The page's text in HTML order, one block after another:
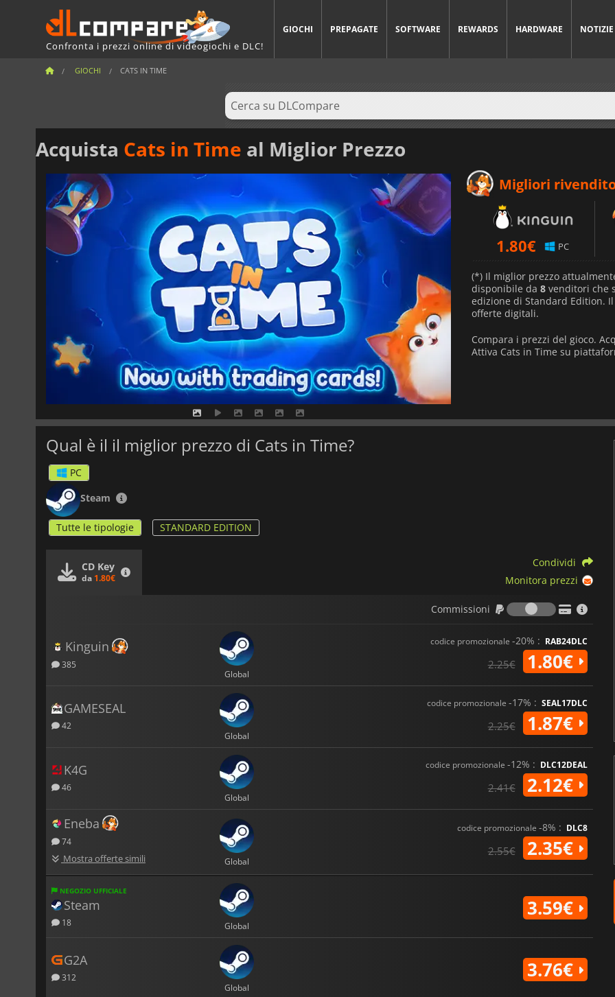
Confronta i prezzi online di videogiochi e DLC!
GIOCHI PREPAGATE SOFTWARE REWARDS HARDWARE NOTIZIE
GIOCHI CATS IN TIME
Acquista Cats in Time al Miglior Prezzo
Migliori
1.80€ PC
(*) Il miglior prezzo
disponibile da 8 venditori che
edizione di Standard Edition.
offerte digitali.
Compara i prezzi del gioco.
Attiva Cats in Time su
Qual è il il miglior prezzo di Cats in Time?
PC
Steam
Tutte le tipologie STANDARD EDITION
CD Key
da 1.80€
Condividi
Monitora prezzi
Commissioni
Commissioni
Kinguin
385
Global
codice promozionale -20% : RAB24DLC
2.25€ 1.80€
GAMESEAL
42
Global
codice promozionale -17% : SEAL17DLC
2.25€ 1.87€
K4G
46
Global
codice promozionale -12% : DLC12DEAL
2.41€ 2.12€
Eneba
74
Mostra offerte simili Global
codice promozionale -8% : DLC8
2.55€ 2.35€
NEGOZIO UFFICIALE
Steam
18 Global
3.59€
G2A
312
Global
3.76€